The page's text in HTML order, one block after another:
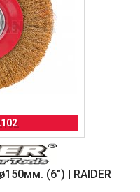
(6") | RAIDER